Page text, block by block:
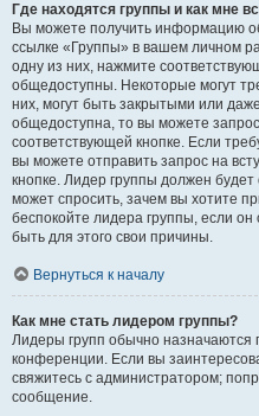
Где находятся группы и как мне
Вы можете получить информацию
ссылке «Группы» в вашем личном
одну из них, нажмите
общедоступны. Некоторые могут
них, могут быть закрытыми или
общедоступна, то вы можете
соответствующей кнопке. Если
вы можете отправить запрос на
кнопке. Лидер группы должен
может спросить, зачем вы хотите
беспокойте лидера группы, если он
быть для этого свои причины.
Вернуться к началу
Как мне стать лидером группы?
Лидеры групп обычно назначаются
конференции. Если вы
свяжитесь с администратором;
сообщение.